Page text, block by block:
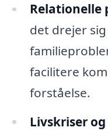
Relationelle
det drejer
facilitere
forståelse.
Livskriser